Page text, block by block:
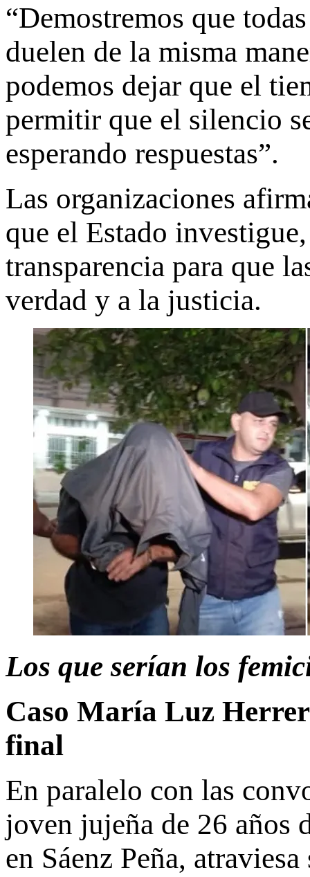
“Demostremos que
duelen de la misma
podemos dejar que el
permitir que el silencio
esperando respuestas”.
Las organizaciones
que el Estado
transparencia para que
verdad y a la justicia.
Los que serían los
Caso María Luz
final
En paralelo con las
joven jujeña de 26 años
en Sáenz Peña,